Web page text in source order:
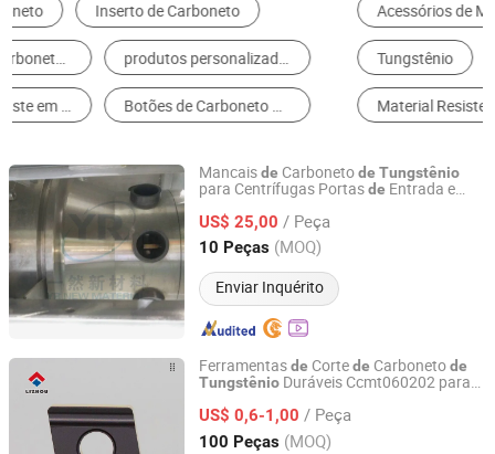
Acessórios de Máquina-Ferramenta Peças de Maquinaria para Processar Metal
Tungstênio
Material Resistente ao Desgaste Outra Maquinaria de Manufatura e Processamento
Mancaisde Carbonetode Tungstênio
para Centrífugas Portasde Entrada e
US$ 25,00 / Peça
10 Peças (MOQ)
Enviar Inquérito
Sichuan YR New Material Technology Co., Ltd.
Sichuan, China Desde 2023
Ferramentasde Cortede Carbonetode
Tungstênio Duráveis Ccmt060202 para
US$ 0,6-1,00 / Peça
100 Peças (MOQ)
Zhuzhou Lizhou Cemented Carbide Co., Ltd.
Hunan, China Desde 2014